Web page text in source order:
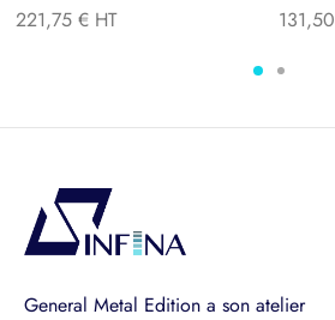
221,75 €
131,50
General Metal Edition a son atelier